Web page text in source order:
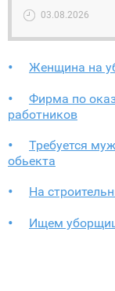
03.08.2026
Женщина на
Фирма по
работников
Требуется
обьекта
На
Ищем